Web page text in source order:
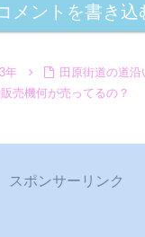
メントを書き込
年
田原街道の道
売機何が売ってるの？
スポンサーリンク